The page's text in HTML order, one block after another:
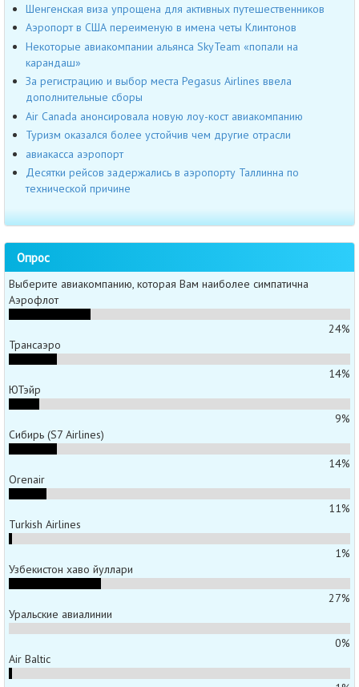
Шенгенская виза упрощена для активных путешественников
Аэропорт в США переименую в имена четы Клинтонов
Некоторые авиакомпании альянса SkyTeam «попали на
карандаш»
За регистрацию и выбор места Pegasus Airlines ввела
дополнительные сборы
Air Canada анонсировала новую лоу-кост авиакомпанию
Туризм оказался более устойчив чем другие отрасли
авиакасса аэропорт
Десятки рейсов задержались в аэропорту Таллинна по
технической причине
Опрос
Выберите авиакомпанию, которая Вам наиболее симпатична
Аэрофлот
24%
Трансаэро
14%
ЮТэйр
9%
Сибирь (S7 Airlines)
14%
Orenair
11%
Turkish Airlines
1%
Узбекистон хаво йуллари
27%
Уральские авиалинии
0%
Air Baltic